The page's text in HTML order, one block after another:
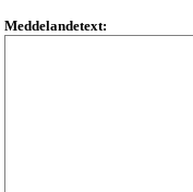
Meddelandetext: